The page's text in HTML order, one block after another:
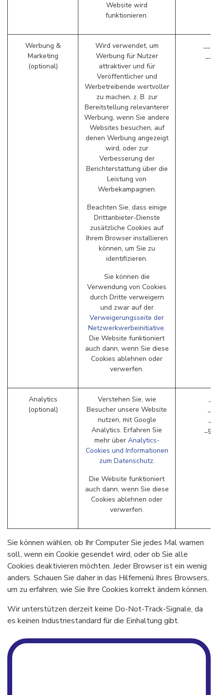
Website wird
funktionieren.
Werbung &
Marketing
(optional)
Wird verwendet, um
Werbung für Nutzer
attraktiver und für
Veröffentlicher und
Werbetreibende wertvoller
zu machen, z. B. zur
Bereitstellung relevanterer
Werbung, wenn Sie andere
Websites besuchen, auf
denen Werbung angezeigt
wird, oder zur
Verbesserung der
Berichterstattung über die
Leistung von
Werbekampagnen.
Beachten Sie, dass einige
Drittanbieter-Dienste
zusätzliche Cookies auf
Ihrem Browser installieren
können, um Sie zu
identifizieren.
Sie können die
Verwendung von Cookies
durch Dritte verweigern
und zwar auf der
Verweigerungsseite der
Netzwerkwerbeinitiative.
Die Website funktioniert
auch dann, wenn Sie diese
Cookies ablehnen oder
verwerfen.
Analytics
(optional)
Verstehen Sie, wie
Besucher unsere Website
nutzen, mit Google
Analytics. Erfahren Sie
mehr über Analytics-
Cookies und Informationen
zum Datenschutz.
Die Website funktioniert
auch dann, wenn Sie diese
Cookies ablehnen oder
verwerfen.
Sie können wählen, ob Ihr Computer Sie jedes Mal warnen
soll, wenn ein Cookie gesendet wird, oder ob Sie alle
Cookies deaktivieren möchten. Jeder Browser ist ein wenig
anders. Schauen Sie daher in das Hilfemenü Ihres Browsers,
um zu erfahren, wie Sie Ihre Cookies korrekt ändern können.
Wir unterstützen derzeit keine Do-Not-Track-Signale, da
es keinen Industriestandard für die Einhaltung gibt.